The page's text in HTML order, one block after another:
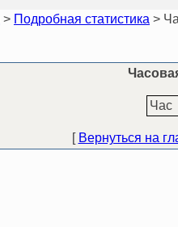
> Подробная статистика >
Час
[ Вернуться на